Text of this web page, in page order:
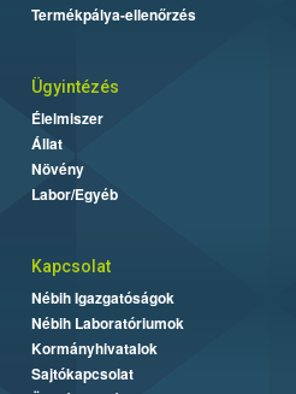
Termékpálya-ellenőrzés
Ügyintézés
Élelmiszer
Állat
Növény
Labor/Egyéb
Kapcsolat
Nébih Igazgatóságok
Nébih Laboratóriumok
Kormányhivatalok
Sajtókapcsolat